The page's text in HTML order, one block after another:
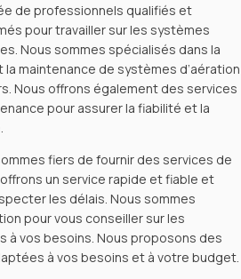
de professionnels qualifiés et
pour travailler sur les systèmes
Nous sommes spécialisés dans la
maintenance de systèmes d’aération
Nous offrons également des services
pour assurer la fiabilité et la
fiers de fournir des services de
un service rapide et fiable et
les délais. Nous sommes
pour vous conseiller sur les
à vos besoins. Nous proposons des
à vos besoins et à votre budget.